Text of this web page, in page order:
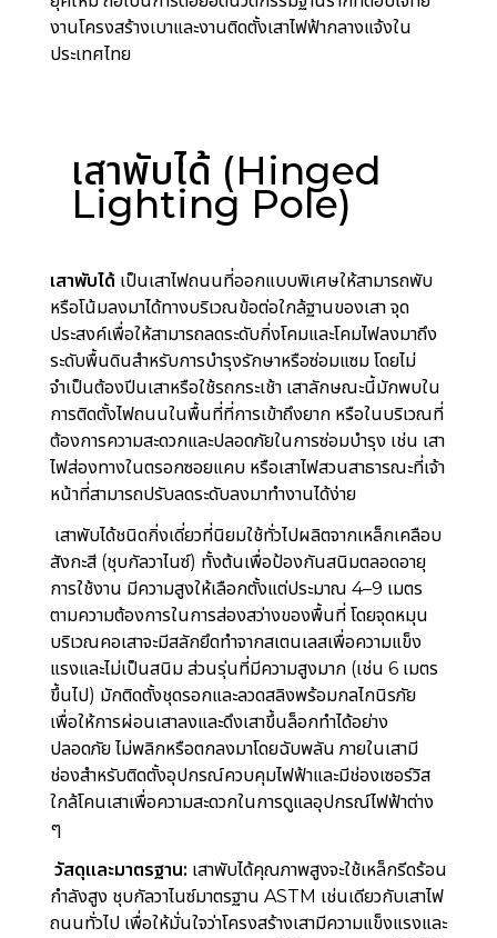
งานโครงสร้างเบาและงานติดตั้งเสาไฟฟ้ากลางแจ้งใน
ประเทศไทย
เสาพับได้ (Hinged
Lighting Pole)
เสาพับได้ เป็นเสาไฟถนนที่ออกแบบพิเศษให้สามารถพับ
หรือโน้มลงมาได้ทางบริเวณข้อต่อใกล้ฐานของเสา จุด
ประสงค์เพื่อให้สามารถลดระดับกิ่งโคมและโคมไฟลงมาถึง
ระดับพื้นดินสำหรับการบำรุงรักษาหรือซ่อมแซม โดยไม่
จำเป็นต้องปีนเสาหรือใช้รถกระเช้า เสาลักษณะนี้มักพบใน
การติดตั้งไฟถนนในพื้นที่ที่การเข้าถึงยาก หรือในบริเวณที่
ต้องการความสะดวกและปลอดภัยในการซ่อมบำรุง เช่น เสา
ไฟส่องทางในตรอกซอยแคบ หรือเสาไฟสวนสาธารณะที่เจ้า
หน้าที่สามารถปรับลดระดับลงมาทำงานได้ง่าย
เสาพับได้ชนิดกิ่งเดี่ยวที่นิยมใช้ทั่วไปผลิตจากเหล็กเคลือบ
สังกะสี (ชุบกัลวาไนซ์) ทั้งต้นเพื่อป้องกันสนิมตลอดอายุ
การใช้งาน มีความสูงให้เลือกตั้งแต่ประมาณ 4–9 เมตร
ตามความต้องการในการส่องสว่างของพื้นที่ โดยจุดหมุน
บริเวณคอเสาจะมีสลักยึดทำจากสเตนเลสเพื่อความแข็ง
แรงและไม่เป็นสนิม ส่วนรุ่นที่มีความสูงมาก (เช่น 6 เมตร
ขึ้นไป) มักติดตั้งชุดรอกและลวดสลิงพร้อมกลไกนิรภัย
เพื่อให้การผ่อนเสาลงและดึงเสาขึ้นล็อกทำได้อย่าง
ปลอดภัย ไม่พลิกหรือตกลงมาโดยฉับพลัน ภายในเสามี
ช่องสำหรับติดตั้งอุปกรณ์ควบคุมไฟฟ้าและมีช่องเซอร์วิส
ใกล้โคนเสาเพื่อความสะดวกในการดูแลอุปกรณ์ไฟฟ้าต่าง
ๆ
วัสดุและมาตรฐาน: เสาพับได้คุณภาพสูงจะใช้เหล็กรีดร้อน
กำลังสูง ชุบกัลวาไนซ์มาตรฐาน ASTM เช่นเดียวกับเสาไฟ
ถนนทั่วไป เพื่อให้มั่นใจว่าโครงสร้างเสามีความแข็งแรงและ